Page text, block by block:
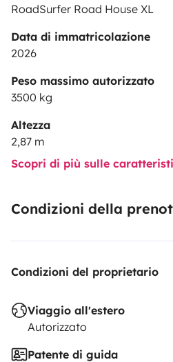
RoadSurfer Road House XL
Data di immatricolazione
2026
Peso massimo autorizzato
3500 kg
Altezza
2,87 m
Scopri di più sulle
Condizioni della
Condizioni del proprietario
Viaggio all'estero
Autorizzato
Patente di guida